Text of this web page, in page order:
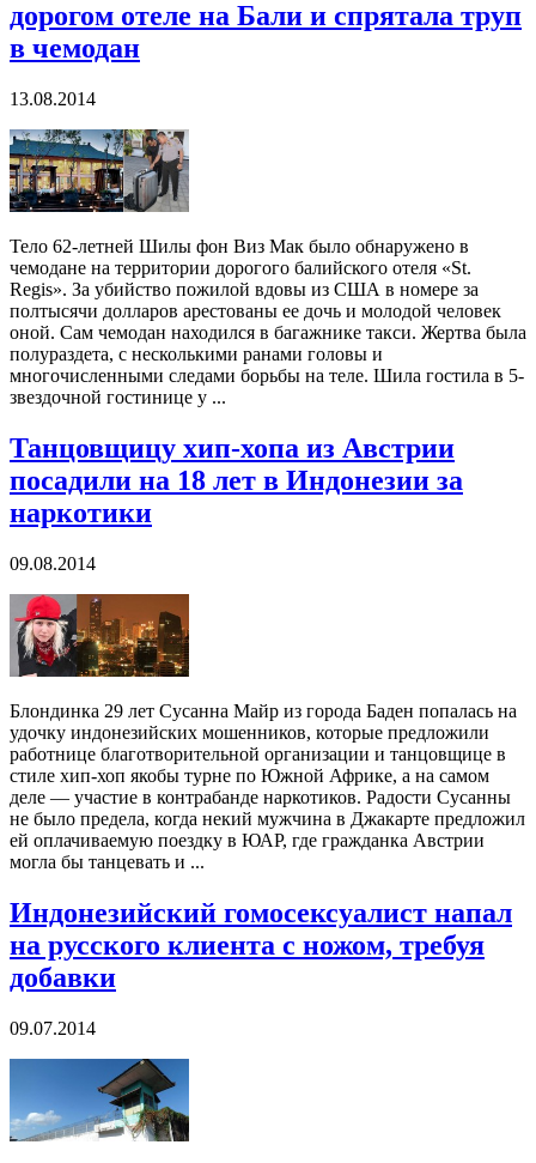
дорогом отеле на Бали и спрятала труп
в чемодан
13.08.2014
Тело 62-летней Шилы фон Виз Мак было обнаружено в
чемодане на территории дорогого балийского отеля «St.
Regis». За убийство пожилой вдовы из США в номере за
полтысячи долларов арестованы ее дочь и молодой человек
оной. Сам чемодан находился в багажнике такси. Жертва была
полураздета, с несколькими ранами головы и
многочисленными следами борьбы на теле. Шила гостила в 5-
звездочной гостинице у ...
Танцовщицу хип-хопа из Австрии
посадили на 18 лет в Индонезии за
наркотики
09.08.2014
Блондинка 29 лет Сусанна Майр из города Баден попалась на
удочку индонезийских мошенников, которые предложили
работнице благотворительной организации и танцовщице в
стиле хип-хоп якобы турне по Южной Африке, а на самом
деле — участие в контрабанде наркотиков. Радости Сусанны
не было предела, когда некий мужчина в Джакарте предложил
ей оплачиваемую поездку в ЮАР, где гражданка Австрии
могла бы танцевать и ...
Индонезийский гомосексуалист напал
на русского клиента с ножом, требуя
добавки
09.07.2014